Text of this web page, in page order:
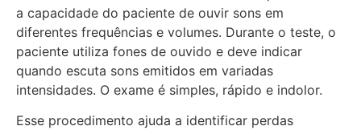
a capacidade do paciente de ouvir sons em
diferentes frequências e volumes. Durante o teste, o
paciente utiliza fones de ouvido e deve indicar
quando escuta sons emitidos em variadas
intensidades. O exame é simples, rápido e indolor.
Esse procedimento ajuda a identificar perdas